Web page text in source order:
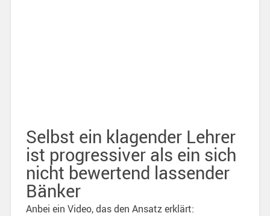
Selbst ein klagender Lehrer
ist progressiver als ein sich
nicht bewertend lassender
Bänker
Anbei ein Video, das den Ansatz erklärt: